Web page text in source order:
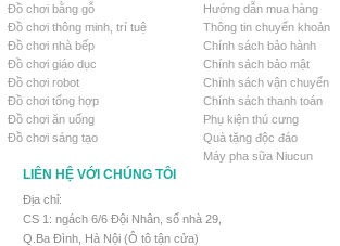
Đồ chơi bằng gỗ
Đồ chơi thông minh, trí tuệ
Đồ chơi nhà bếp
Đồ chơi giáo dục
Đồ chơi robot
Đồ chơi tổng hợp
Đồ chơi ăn uống
Đồ chơi sáng tạo
Hướng dẫn mua hàng
Thông tin chuyển khoản
Chính sách bảo hành
Chính sách bảo mật
Chính sách vận chuyển
Chính sách thanh toán
Phụ kiện thú cưng
Quà tặng độc đáo
Máy pha sữa Niucun
LIÊN HỆ VỚI CHÚNG TÔI
Địa chỉ:
CS 1: ngách 6/6 Đội Nhân, số nhà 29,
Q.Ba Đình, Hà Nội (Ô tô tận cửa)